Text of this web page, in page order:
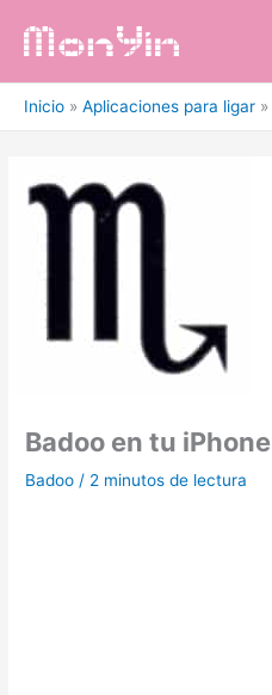
Inicio Aplicaciones para ligar
Badoo en tu iPhone
Badoo / 2 minutos de lectura